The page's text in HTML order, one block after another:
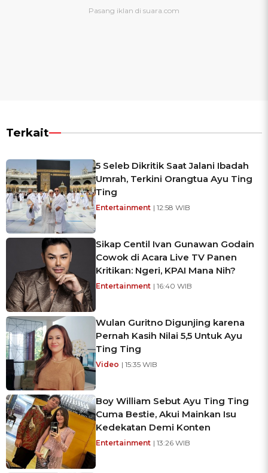
Terkait
5 Seleb Dikritik Saat Jalani Ibadah
Umrah, Terkini Orangtua Ayu Ting
Ting
Entertainment | 12:58 WIB
Sikap Centil Ivan Gunawan Godain
Cowok di Acara Live TV Panen
Kritikan: Ngeri, KPAI Mana Nih?
Entertainment | 16:40 WIB
Wulan Guritno Digunjing karena
Pernah Kasih Nilai 5,5 Untuk Ayu
Ting Ting
Video | 15:35 WIB
Boy William Sebut Ayu Ting Ting
Cuma Bestie, Akui Mainkan Isu
Kedekatan Demi Konten
Entertainment | 13:26 WIB